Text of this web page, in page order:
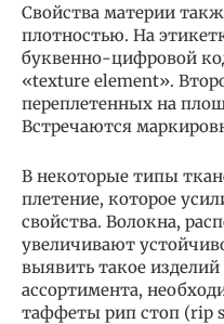
Свойства материи
плотностью. На
буквенно-цифровой
«texture element».
переплетенных на
Встречаются
В некоторые типы
плетение, которое
свойства. Волокна,
увеличивают
выявить такое изделий
ассортимента,
таффеты рип стоп (rip